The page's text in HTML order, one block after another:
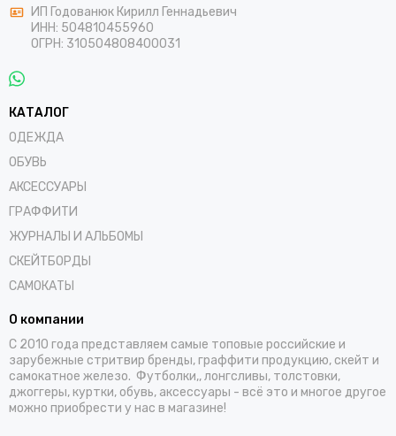
ИП Годованюк Кирилл Геннадьевич
ИНН: 504810455960
ОГРН: 310504808400031
КАТАЛОГ
ОДЕЖДА
ОБУВЬ
АКСЕССУАРЫ
ГРАФФИТИ
ЖУРНАЛЫ И АЛЬБОМЫ
СКЕЙТБОРДЫ
САМОКАТЫ
О компании
С 2010 года представляем самые топовые российские и
зарубежные стритвир бренды, граффити продукцию, скейт и
самокатное железо. Футболки,, лонгсливы, толстовки,
джоггеры, куртки, обувь, аксессуары - всё это и многое другое
можно приобрести у нас в магазине!